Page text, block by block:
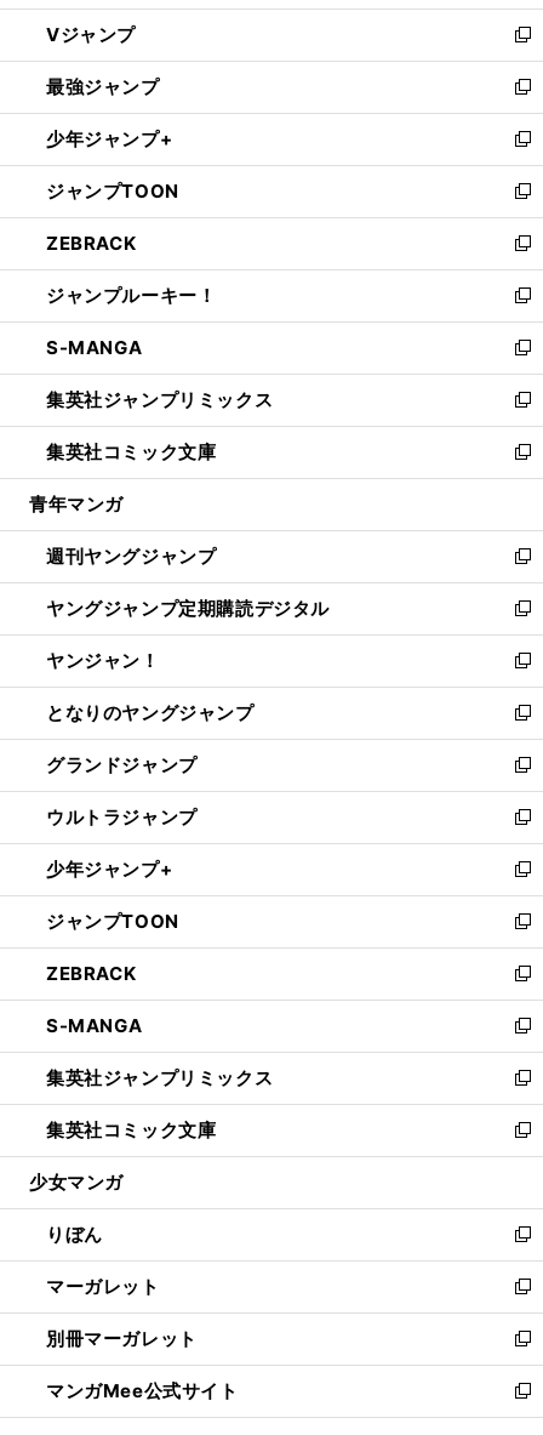
ウ
ィ
ン
ド
ウ
で
開
く
し
い
ウ
ィ
ン
ド
ウ
で
開
く
Vジャンプ
新
し
い
ウ
ィ
ン
ド
ウ
で
開
く
最強ジャンプ
新
し
い
ウ
ィ
ン
ド
ウ
で
開
く
少年ジャンプ+
新
し
い
ウ
ィ
ン
ド
ウ
で
開
く
ジャンプTOON
新
し
い
ウ
ィ
ン
ド
ウ
で
開
く
ZEBRACK
新
し
い
ウ
ィ
ン
ド
ウ
で
開
ジャンプルーキー！
新
し
い
ウ
ィ
ン
ド
ウ
開
く
S-MANGA
新
し
い
ウ
ィ
ン
ウ
で
開
く
集英社ジャンプリミックス
新
し
い
ウ
ン
ド
ウ
で
開
く
集英社コミック文庫
新
し
ウ
ィ
ン
ド
ウ
で
開
く
青年マンガ
週刊ヤングジャンプ
新
し
い
ウ
ィ
ン
ド
ウ
で
開
く
ヤングジャンプ定期購読デジタル
新
し
い
ウ
ィ
ン
ド
ウ
で
開
く
ヤンジャン！
新
し
い
ウ
ィ
ン
ド
ウ
で
開
く
となりのヤングジャンプ
新
し
い
ウ
ィ
ン
ド
ウ
で
開
く
グランドジャンプ
新
し
い
ウ
ィ
ン
ド
ウ
で
開
く
ウルトラジャンプ
新
し
い
ウ
ィ
ン
ド
ウ
で
開
く
少年ジャンプ+
新
し
い
ウ
ィ
ン
ド
ウ
で
開
く
ジャンプTOON
新
し
い
ウ
ィ
ン
ド
ウ
で
開
ZEBRACK
新
し
い
ウ
ィ
ン
ド
ウ
開
く
S-MANGA
新
し
い
ウ
ィ
ン
ウ
で
開
く
集英社ジャンプリミックス
新
し
い
ウ
ン
ド
ウ
で
開
く
集英社コミック文庫
新
し
ウ
ィ
ン
ド
ウ
で
開
く
少女マンガ
りぼん
新
し
い
ウ
ィ
ン
ド
ウ
マーガレット
新
し
い
ウ
ィ
ン
別冊マーガレット
新
し
い
ウ
マンガMee公式サイト
新
し